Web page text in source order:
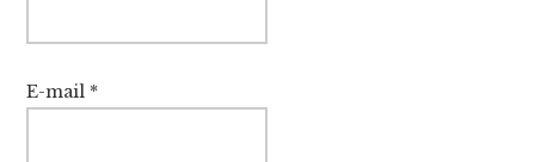
E-mail *